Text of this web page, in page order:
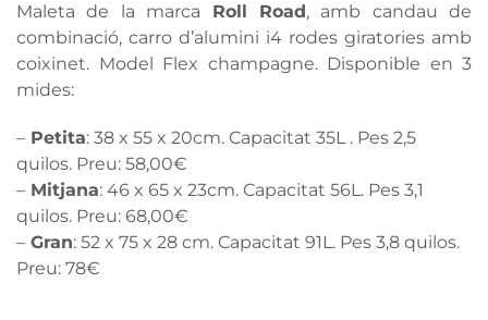
Maleta de la marca Roll Road, amb candau de
combinació, carro d’alumini i4 rodes giratories amb
coixinet. Model Flex champagne. Disponible en 3
mides:
– Petita: 38 x 55 x 20cm. Capacitat 35L . Pes 2,5
quilos. Preu: 58,00€
– Mitjana: 46 x 65 x 23cm. Capacitat 56L. Pes 3,1
quilos. Preu: 68,00€
– Gran: 52 x 75 x 28 cm. Capacitat 91L. Pes 3,8 quilos.
Preu: 78€